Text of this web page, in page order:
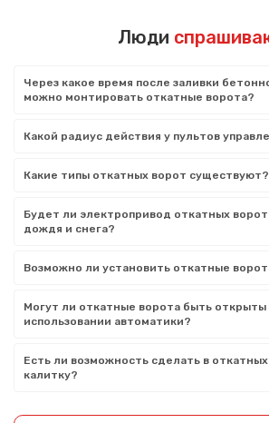
Люди
Через какое время после заливки
можно монтировать откатные ворота?
Какой радиус действия у пультов
Какие типы откатных ворот существуют?
Будет ли электропривод откатных
дождя и снега?
Возможно ли установить откатные
Могут ли откатные ворота быть открыты
использовании автоматики?
Есть ли возможность сделать в
калитку?